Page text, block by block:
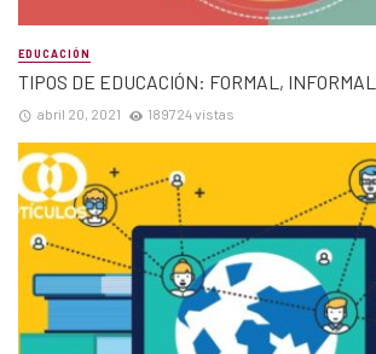
EDUCACIÓN
TIPOS DE EDUCACIÓN: FORMAL,
abril 20, 2021 189724 vistas